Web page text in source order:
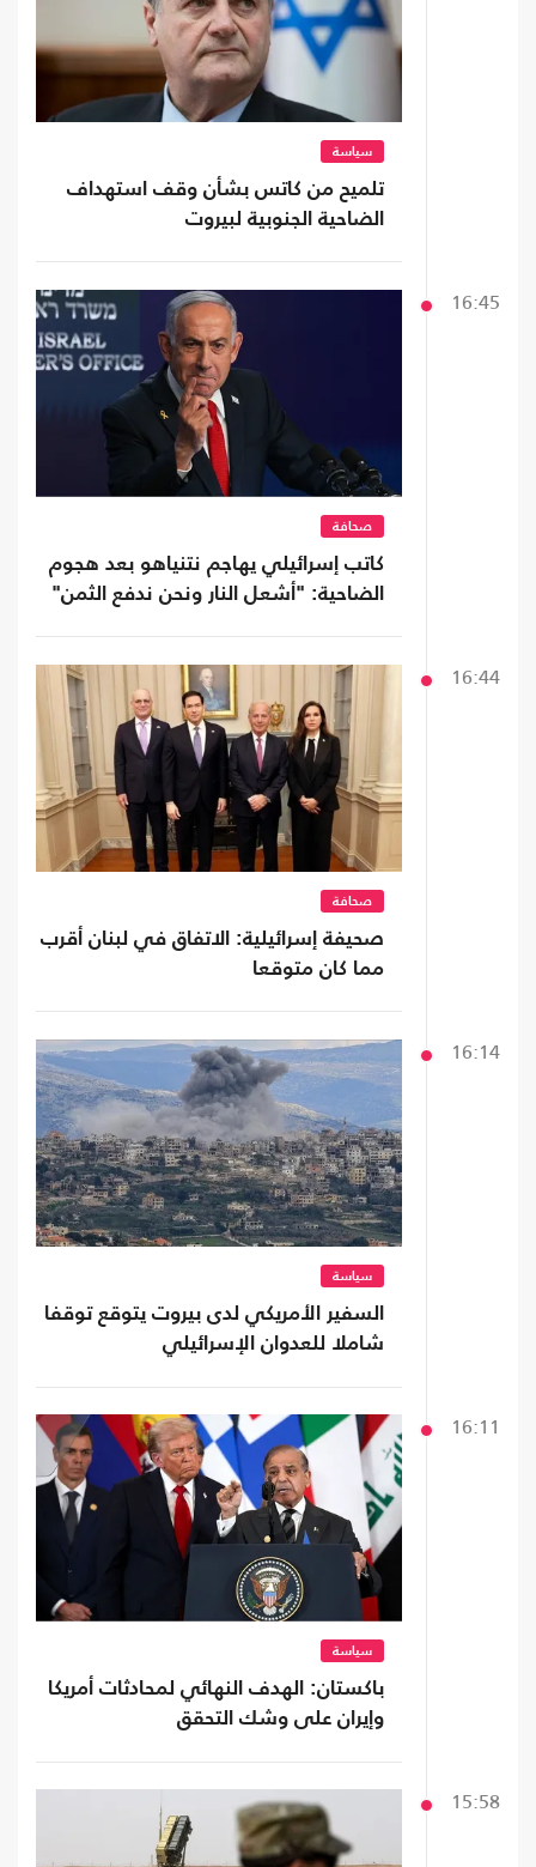
سياسة
تلميح من كاتس بشأن وقف استهداف
الضاحية الجنوبية لبيروت
16:45
صحافة
كاتب إسرائيلي يهاجم نتنياهو بعد هجوم
الضاحية: "أشعل النار ونحن ندفع الثمن"
16:44
صحافة
صحيفة إسرائيلية: الاتفاق في لبنان أقرب
مما كان متوقعا
16:14
سياسة
السفير الأمريكي لدى بيروت يتوقع توقفا
شاملا للعدوان الإسرائيلي
16:11
سياسة
باكستان: الهدف النهائي لمحادثات أمريكا
وإيران على وشك التحقق
15:58